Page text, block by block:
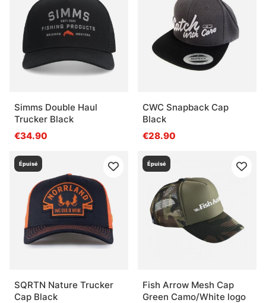
Questions fréquentes sur les casquettes
Qu’est-ce qu’une casquette de pêche ?
Qu’est-ce qu’une casquette utile en bateau ?
Simms Double Haul
Trucker Black
€34.90
CWC Snapback Cap
Black
€28.90
Épuisé
SQRTN Nature Trucker
Cap Black
Épuisé
Fish Arrow Mesh Cap
Green Camo/White logo